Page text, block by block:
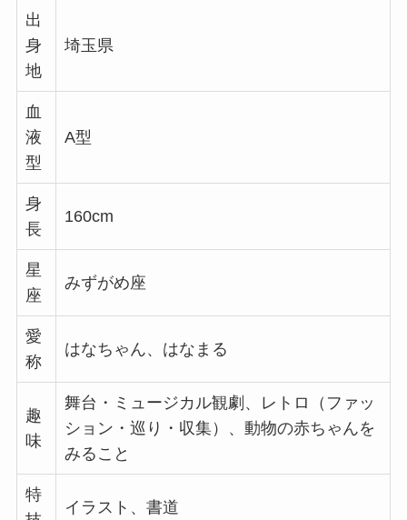
出
身
地
埼玉県
血
液
型
A型
身
長
160cm
星
座
みずがめ座
愛
称
はなちゃん、はなまる
趣
味
舞台・ミュージカル観劇、レトロ（ファッ
ション・巡り・収集）、動物の赤ちゃんを
みること
特
イラスト、書道